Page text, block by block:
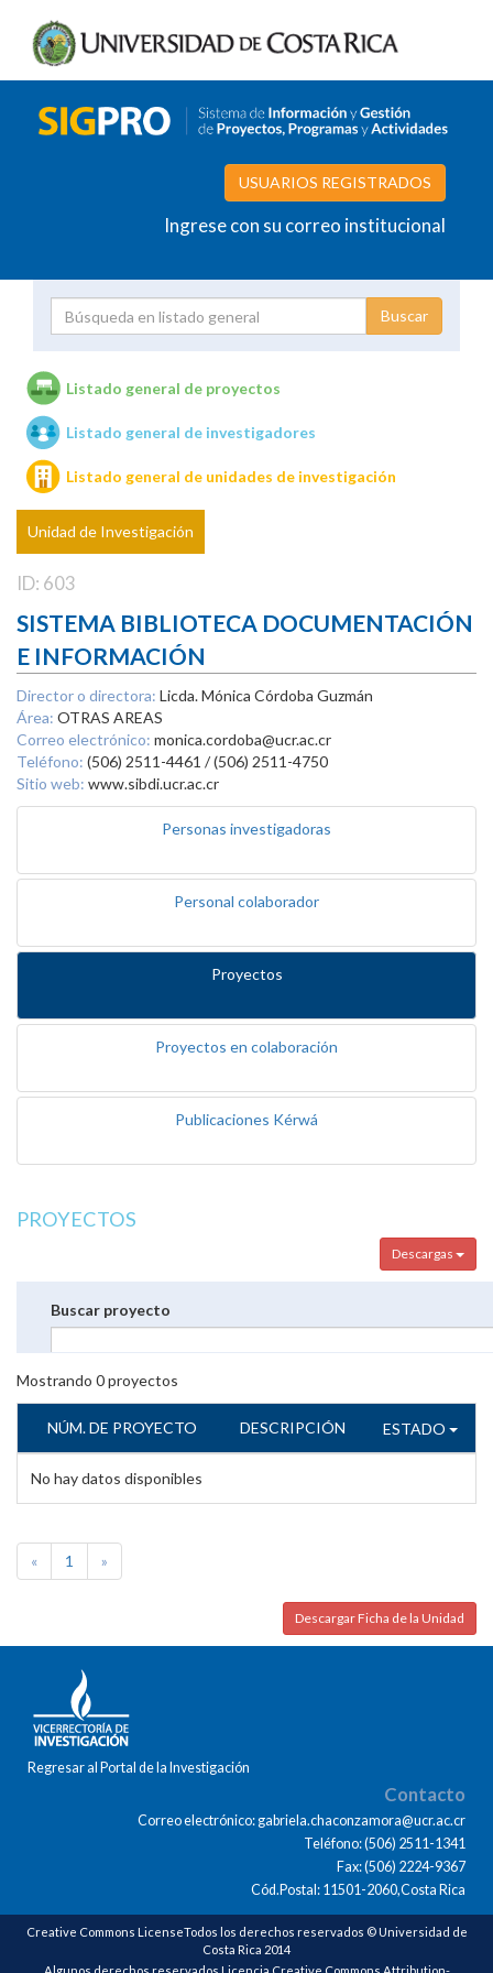
USUARIOS REGISTRADOS
Ingrese con su correo institucional
Unidades de investigación
Listado general de proyectos
Listado general de investigadores
Listado general de unidades de investigación
Unidad de Investigación
ID: 603
SISTEMA BIBLIOTECA DOCUMENTACIÓN
E INFORMACIÓN
Director o directora: Licda. Mónica Córdoba Guzmán
Área: OTRAS AREAS
Correo electrónico: monica.cordoba@ucr.ac.cr
Teléfono: (506) 2511-4461 / (506) 2511-4750
Sitio web: www.sibdi.ucr.ac.cr
Personas investigadoras
Personal colaborador
Proyectos
Proyectos en colaboración
Publicaciones Kérwá
PROYECTOS
Descargas
Buscar proyecto
Mostrando 0proyectos
NÚM. DE PROYECTO DESCRIPCIÓN ESTADO
No hay datos disponibles
« 1 »
Descargar Ficha de la Unidad
Regresar al Portal de la Investigación
Contacto
Correo electrónico: gabriela.chaconzamora@ucr.ac.cr
Teléfono: (506) 2511-1341
Fax: (506) 2224-9367
Cód.Postal: 11501-2060,Costa Rica
Creative Commons LicenseTodos los derechos reservados © Universidad de
Costa Rica 2014